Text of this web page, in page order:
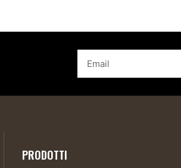
PRODOTTI